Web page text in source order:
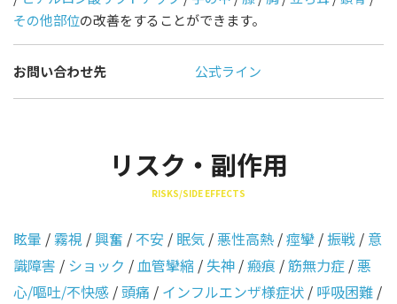
その他部位の改善をすることができます。
お問い合わせ先 公式ライン
リスク・副作用
RISKS/SIDE EFFECTS
眩暈 /霧視 /興奮 / 不安 / 眠気 /悪性高熱 /痙攣 /振戦 / 意
識障害 / ショック /血管攣縮 /失神 /瘢痕 /筋無力症 /悪
心/嘔吐/不快感 /頭痛 / インフルエンザ様症状 / 呼吸困難 /